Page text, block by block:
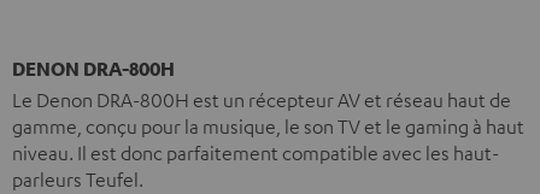
DENON DRA-800H
Le Denon DRA-800H est un récepteur AV et réseau haut de
gamme, conçu pour la musique, le son TV et le gaming à haut
niveau. Il est donc parfaitement compatible avec les haut-
parleurs Teufel.